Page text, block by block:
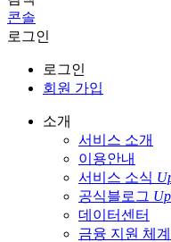
콘솔
로그인
로그인
회원 가입
소개
서비스 소개
이용안내
서비스 소식
공식블로그
데이터센터
금융 지원 체계